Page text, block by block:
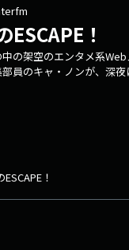
！
の架空のエンタメ系Web
員のキャ・ノンが、深夜
と繰り広げる他愛もない
屈からの脱出」をテーマに
エンタメについて特集を行
取材と称して、アーテ
送されないアフタートー
ッシュタグは「
！